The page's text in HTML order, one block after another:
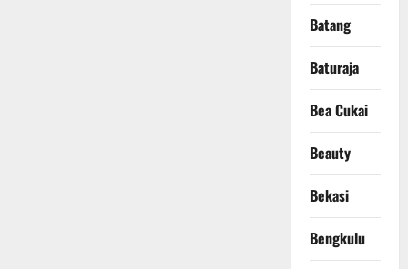
Batang
Baturaja
Bea Cukai
Beauty
Bekasi
Bengkulu